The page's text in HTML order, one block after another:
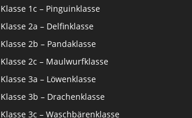
Klasse 1c – Pinguinklasse
Klasse 2a – Delfinklasse
Klasse 2b – Pandaklasse
Klasse 2c – Maulwurfklasse
Klasse 3a – Löwenklasse
Klasse 3b – Drachenklasse
Klasse 3c – Waschbärenklasse